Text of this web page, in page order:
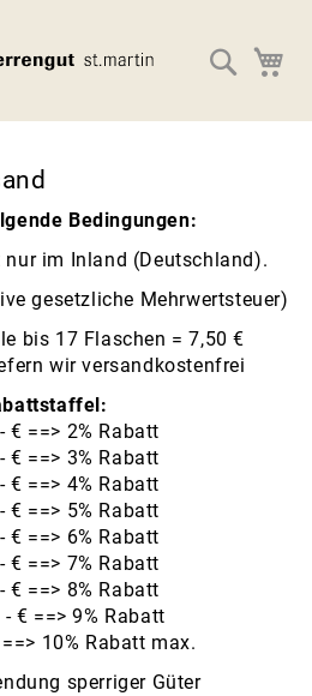
Suche
Bedingungen:
im Inland (Deutschland).
gesetzliche Mehrwertsteuer)
bis 17 Flaschen = 7,50 €
wir versandkostenfrei
€ ==> 2% Rabatt
€ ==> 3% Rabatt
€ ==> 4% Rabatt
€ ==> 5% Rabatt
€ ==> 6% Rabatt
€ ==> 7% Rabatt
€ ==> 8% Rabatt
€ ==> 9% Rabatt
10% Rabatt max.
sperriger Güter